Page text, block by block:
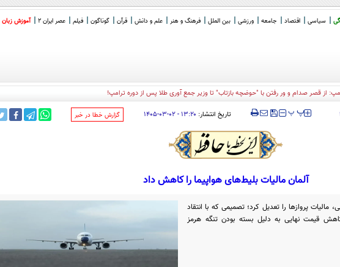
سیاسی اقتصاد جامعه ورزشی بین الملل فرهنگ و هنر علم و دانش قرآن گوناگون فیلم عصر ایران 2 آموزش زبان
از قصر صدام و ور رفتن با "حوضچه بازتاب" تا وزیر جمع آوری طلا پس از دوره ترامپ!
‍‍‍ پ پ تاریخ انتشار: ۱۳:۲۰ - ۰۲-۰۳-۱۴۰۵ ‌گزارش خطا در خبر
آلمان مالیات بلیط‌های هواپیما را کاهش داد
پروازها را تعدیل کرد؛ تصمیمی که با انتقاد
قیمت نهایی به دلیل بسته بودن تنگه هرمز